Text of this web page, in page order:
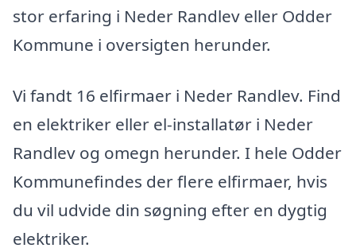
stor erfaring i Neder Randlev eller Odder
Kommune i oversigten herunder.
Vi fandt 16 elfirmaer i Neder Randlev. Find
en elektriker eller el-installatør i Neder
Randlev og omegn herunder. I hele Odder
Kommunefindes der flere elfirmaer, hvis
du vil udvide din søgning efter en dygtig
elektriker.